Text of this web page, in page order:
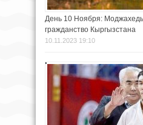
День 10 Ноября:
гражданство Кыргызстана
10.11.2023 19:10